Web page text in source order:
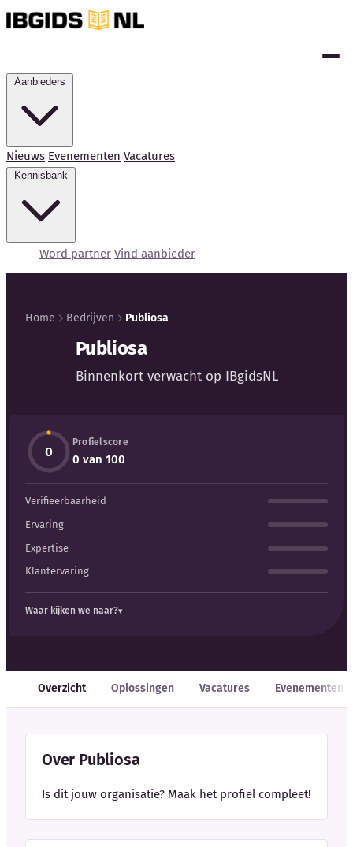
Nieuws Evenementen Vacatures
Word partner Vind aanbieder
Externe bronnen
Woordenboek
Auteurs
Home Bedrijven Publiosa
Publiosa
Binnenkort verwacht op IBgidsNL
0
Profielscore
0 van 100
Verifieerbaarheid
Ervaring
Expertise
Klantervaring
Waar kijken we naar?
Overzicht Oplossingen Vacatures Evenementen
Over Publiosa
Is dit jouw organisatie? Maak het profiel compleet!